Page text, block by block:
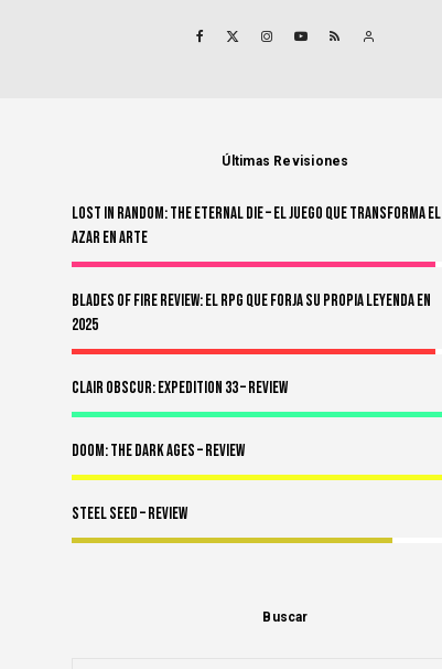
Últimas Revisiones
Lost in Random: The Eternal Die – El Juego Que Transforma el
Azar en Arte
Blades of Fire Review: El RPG Que Forja Su Propia Leyenda en
2025
Clair Obscur: Expedition 33 – Review
Doom: The Dark Ages – Review
Steel Seed – Review
Buscar